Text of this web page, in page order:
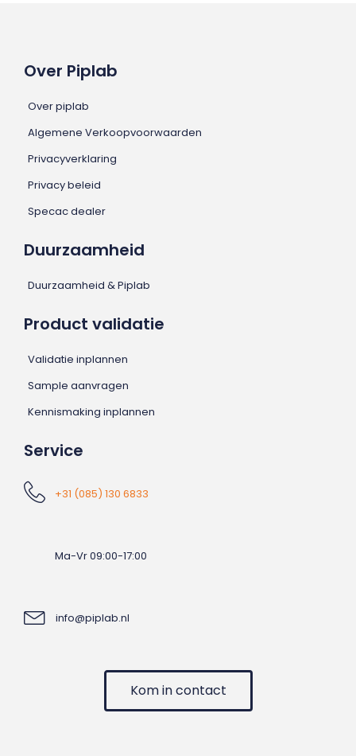
Over Piplab
Over piplab
Algemene Verkoopvoorwaarden
Privacyverklaring
Privacy beleid
Specac dealer
Duurzaamheid
Duurzaamheid & Piplab
Product validatie
Validatie inplannen
Sample aanvragen
Kennismaking inplannen
Service
+31 (085) 130 6833
Ma-Vr 09:00-17:00
info@piplab.nl
Kom in contact